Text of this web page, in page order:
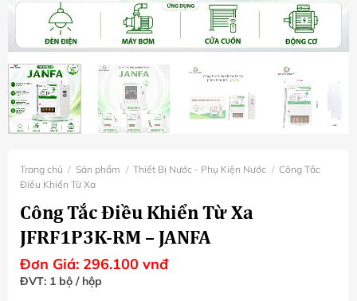
Trang chủ / Sản phẩm / Thiết Bị Nước - Phụ Kiện Nước / Công Tắc
Điều Khiển Từ Xa
Công Tắc Điều Khiển Từ Xa
JFRF1P3K-RM – JANFA
Đơn Giá: 296.100 vnđ
ĐVT: 1 bộ / hộp